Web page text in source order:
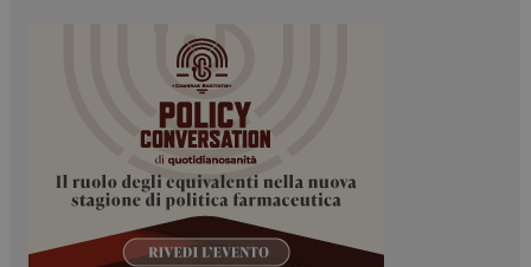
Necessari
I cookie necessari contribuiscono a rendere fruibile il
sito web abilitandone funzionalità di base quali la
navigazione sulle pagine e l'accesso alle aree
protette del sito. Il sito web non è in grado di